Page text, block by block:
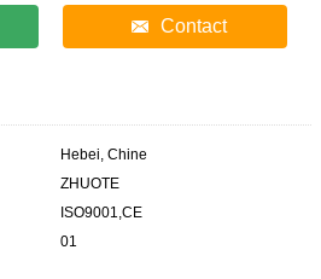
Contact
Hebei, Chine
ZHUOTE
ISO9001,CE
01